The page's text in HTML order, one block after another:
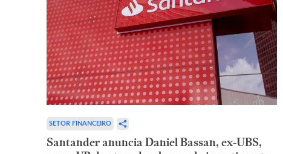
SETOR FINANCEIRO
Santander anuncia Daniel Bassan, ex-UBS,